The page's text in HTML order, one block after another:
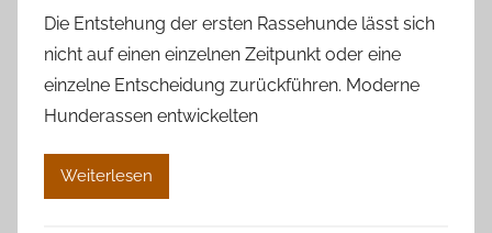
Die Entstehung der ersten Rassehunde lässt sich
nicht auf einen einzelnen Zeitpunkt oder eine
einzelne Entscheidung zurückführen. Moderne
Hunderassen entwickelten
Weiterlesen